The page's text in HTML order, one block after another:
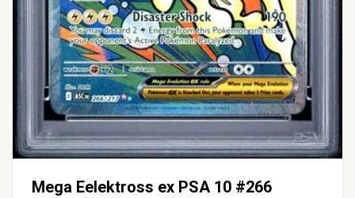
Mega Eelektross ex PSA 10 #266